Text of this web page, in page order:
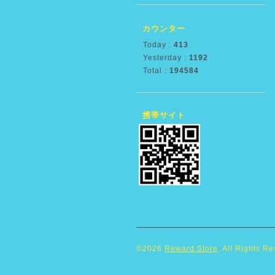
カウンター
Today : 413
Yesterday : 1192
Total : 194584
携帯サイト
©2026 Reward Store . All Rights